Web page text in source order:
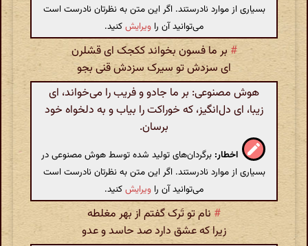
بسیاری از موارد نادرستند. اگر این متن به نظرتان نادرست است
می‌توانید آن را ویرایشکنید.
# بر ما فسون بخواند ککجک ای قشلرن
ای سزدش تو سیرک سزدش قنی بجو
هوش مصنوعی: بر ما جادو و فریب را می‌خواند، ای
زیبا، ای دل‌انگیز، که خوراکت را بیاب و به دلخواه خود
برسان.
اخطار: برگردان‌های تولید شده توسط هوش مصنوعی در
بسیاری از موارد نادرستند. اگر این متن به نظرتان نادرست است
می‌توانید آن را ویرایشکنید.
# نام تو تَرک گفتم از بهر مغلطه
زیرا که عشق دارد صد حاسد و عدو